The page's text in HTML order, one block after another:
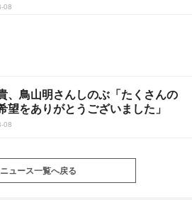
08
、鳥山明さんしのぶ「たくさんの
望をありがとうございました」
08
ニュース一覧へ戻る